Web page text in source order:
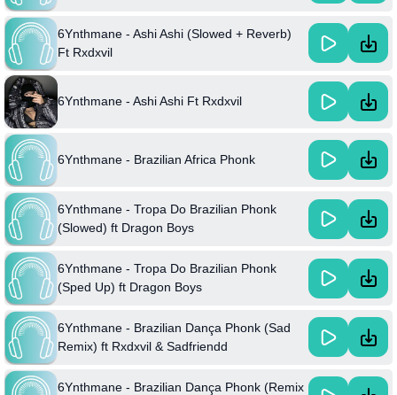
6Ynthmane - Ashi Ashi (Slowed + Reverb)
Ft Rxdxvil
6Ynthmane - Ashi Ashi Ft Rxdxvil
6Ynthmane - Brazilian Africa Phonk
6Ynthmane - Tropa Do Brazilian Phonk
(Slowed) ft Dragon Boys
6Ynthmane - Tropa Do Brazilian Phonk
(Sped Up) ft Dragon Boys
6Ynthmane - Brazilian Dança Phonk (Sad
Remix) ft Rxdxvil & Sadfriendd
6Ynthmane - Brazilian Dança Phonk (Remix